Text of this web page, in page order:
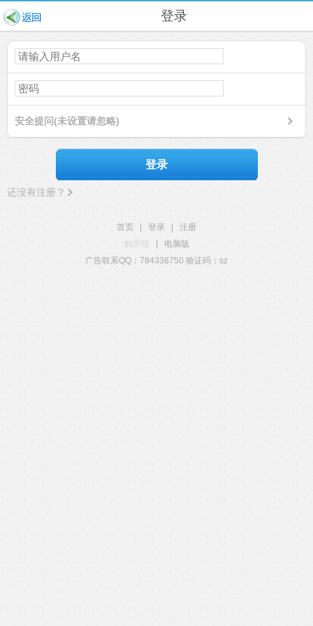
登录
安全提问(未设置请忽略)
登录
还没有注册？
首页 登录
注册
触屏版
电脑版
广告联系QQ：784338750 验证码：sz